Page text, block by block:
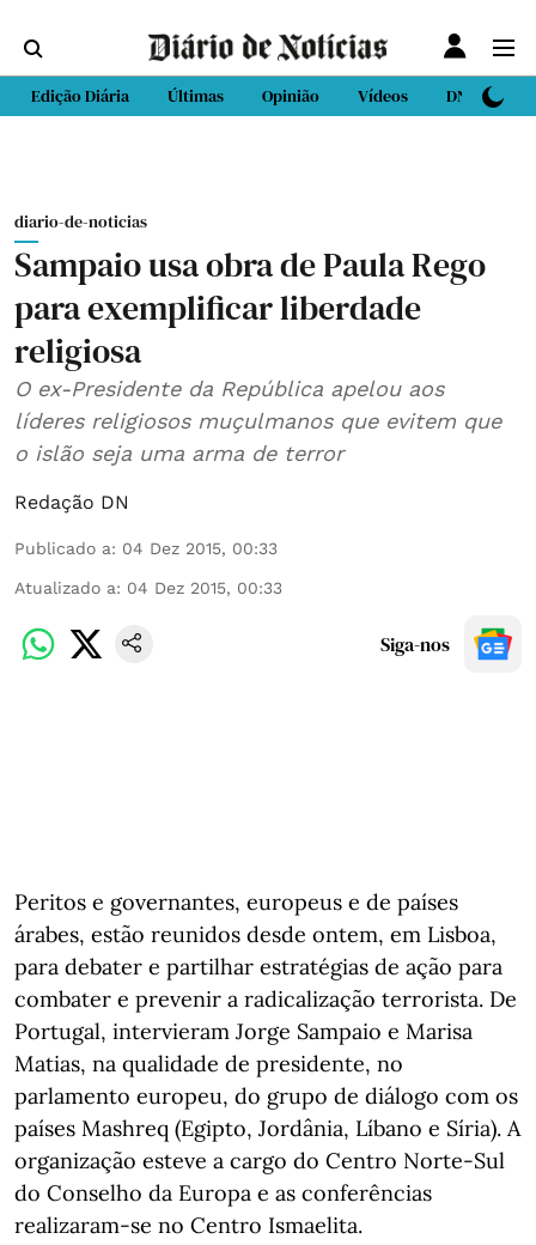
Edição Diária Últimas Opinião Vídeos DN Sport
diario-de-noticias
Sampaio usa obra de Paula Rego
para exemplificar liberdade
religiosa
O ex-Presidente da República apelou aos
líderes religiosos muçulmanos que evitem que
o islão seja uma arma de terror
Redação DN
Publicado a: 04 Dez 2015, 00:33
Atualizado a: 04 Dez 2015, 00:33
Siga-nos
Peritos e governantes, europeus e de países
árabes, estão reunidos desde ontem, em Lisboa,
para debater e partilhar estratégias de ação para
combater e prevenir a radicalização terrorista. De
Portugal, intervieram Jorge Sampaio e Marisa
Matias, na qualidade de presidente, no
parlamento europeu, do grupo de diálogo com os
países Mashreq (Egipto, Jordânia, Líbano e Síria). A
organização esteve a cargo do Centro Norte-Sul
do Conselho da Europa e as conferências
realizaram-se no Centro Ismaelita.